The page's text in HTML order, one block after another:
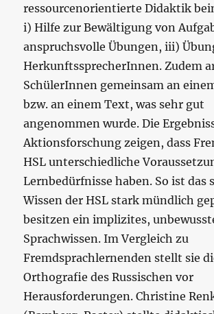
ressourcenorientierte Didaktik
i) Hilfe zur Bewältigung von
anspruchsvolle Übungen, iii)
HerkunftssprecherInnen. Zudem
SchülerInnen gemeinsam an
bzw. an einem Text, was sehr gut
angenommen wurde. Die
Aktionsforschung zeigen, dass
HSL unterschiedliche
Lernbedürfnisse haben. So ist das
Wissen der HSL stark mündlich
besitzen ein implizites,
Sprachwissen. Im Vergleich zu
Fremdsprachlernenden stellt sie
Orthografie des Russischen vor
Herausforderungen. Christine